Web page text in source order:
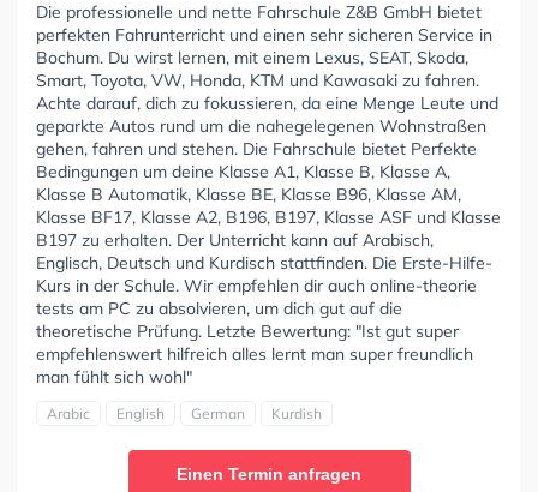
Die professionelle und nette Fahrschule Z&B GmbH bietet
perfekten Fahrunterricht und einen sehr sicheren Service in
Bochum. Du wirst lernen, mit einem Lexus, SEAT, Skoda,
Smart, Toyota, VW, Honda, KTM und Kawasaki zu fahren.
Achte darauf, dich zu fokussieren, da eine Menge Leute und
geparkte Autos rund um die nahegelegenen Wohnstraßen
gehen, fahren und stehen. Die Fahrschule bietet Perfekte
Bedingungen um deine Klasse A1, Klasse B, Klasse A,
Klasse B Automatik, Klasse BE, Klasse B96, Klasse AM,
Klasse BF17, Klasse A2, B196, B197, Klasse ASF und Klasse
B197 zu erhalten. Der Unterricht kann auf Arabisch,
Englisch, Deutsch und Kurdisch stattfinden. Die Erste-Hilfe-
Kurs in der Schule. Wir empfehlen dir auch online-theorie
tests am PC zu absolvieren, um dich gut auf die
theoretische Prüfung. Letzte Bewertung: "Ist gut super
empfehlenswert hilfreich alles lernt man super freundlich
man fühlt sich wohl"
Arabic English German Kurdish
Einen Termin anfragen